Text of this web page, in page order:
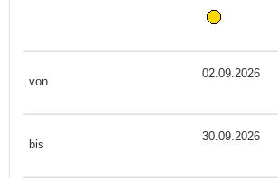
02.09.2026
30.09.2026